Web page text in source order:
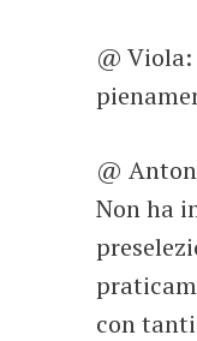
@
@
Non ha
con